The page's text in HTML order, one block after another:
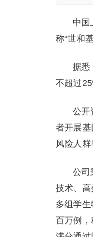
中国
称“世和
据悉
不超过
公开
者开展
风险人
公司
技术、
多组学
百万例